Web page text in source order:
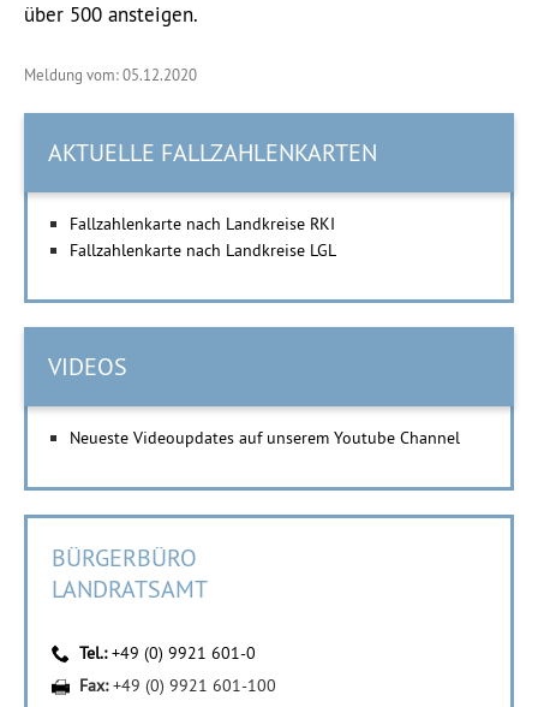
über 500 ansteigen.
Meldung vom: 05.12.2020
AKTUELLE FALLZAHLENKARTEN
Fallzahlenkarte nach Landkreise RKI
Fallzahlenkarte nach Landkreise LGL
VIDEOS
Neueste Videoupdates auf unserem Youtube Channel
BÜRGERBÜRO
LANDRATSAMT
Tel.:+49 (0) 9921 601-0
Fax:+49 (0) 9921 601-100